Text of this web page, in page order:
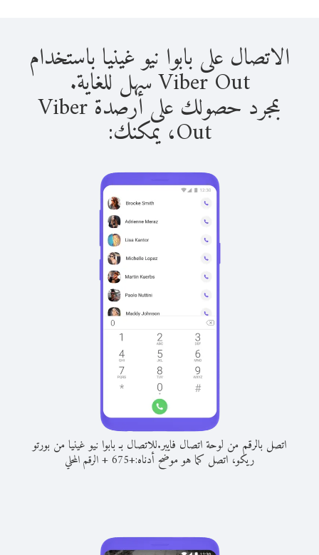
الاتصال على بابوا نيو غينيا باستخدام
Viber Out سهل للغاية.
بمجرد حصولك على أرصدة Viber
Out، يمكنك:
اتصل بالرقم من لوحة اتصال فايبر.للاتصال بـ بابوا نيو غينيا من بورتو
ريكو، اتصل كما هو موضح أدناه:+
675
+الرقم المحلي